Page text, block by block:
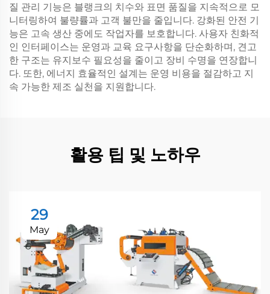
질 관리 기능은 블랭크의 치수와 표면 품질을 지속적으로 모
니터링하여 불량률과 고객 불만을 줄입니다. 강화된 안전 기
능은 고속 생산 중에도 작업자를 보호합니다. 사용자 친화적
인 인터페이스는 운영과 교육 요구사항을 단순화하며, 견고
한 구조는 유지보수 필요성을 줄이고 장비 수명을 연장합니
다. 또한, 에너지 효율적인 설계는 운영 비용을 절감하고 지
속 가능한 제조 실천을 지원합니다.
활용 팁 및 노하우
29
May